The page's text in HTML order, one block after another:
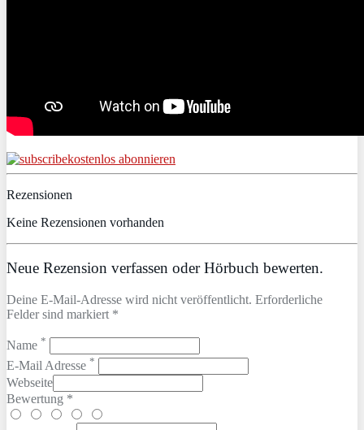
kostenlos abonnieren
Rezensionen
Keine Rezensionen vorhanden
Neue Rezension verfassen oder Hörbuch bewerten.
Deine E-Mail-Adresse wird nicht veröffentlicht. Erforderliche
Felder sind markiert *
Name *
E-Mail Adresse *
Webseite
Bewertung *